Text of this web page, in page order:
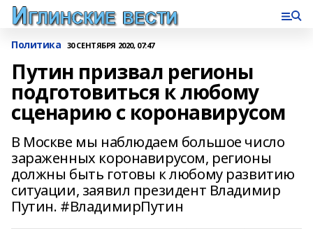
Политика 30 СЕНТЯБРЯ 2020, 07:47
Путин призвал регионы
подготовиться к любому
сценарию с коронавирусом
В Москве мы наблюдаем большое число
зараженных коронавирусом, регионы
должны быть готовы к любому развитию
ситуации, заявил президент Владимир
Путин. #ВладимирПутин